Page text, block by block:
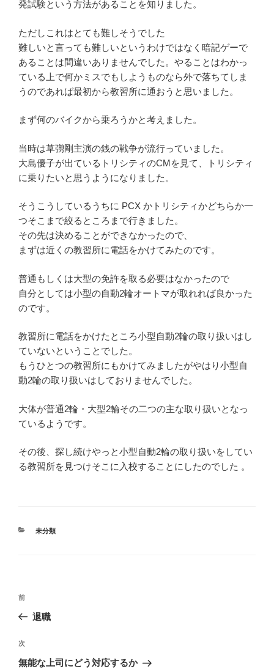
発試験という方法があることを知りました。
ただしこれはとても難しそうでした
難しいと言っても難しいというわけではなく暗記ゲーで
あることは間違いありませんでした。やることはわかっ
ている上で何かミスでもしようものなら外で落ちてしま
うのであれば最初から教習所に通おうと思いました。
まず何のバイクから乗ろうかと考えました。
当時は草彅剛主演の銭の戦争が流行っていました。
大島優子が出ているトリシティのCMを見て、トリシティ
に乗りたいと思うようになりました。
そうこうしているうちに PCX かトリシティかどちらか一
つそこまで絞るところまで行きました。
その先は決めることができなかったので、
まずは近くの教習所に電話をかけてみたのです。
普通もしくは大型の免許を取る必要はなかったので
自分としては小型の自動2輪オートマが取れれば良かった
のです。
教習所に電話をかけたところ小型自動2輪の取り扱いはし
ていないということでした。
もうひとつの教習所にもかけてみましたがやはり小型自
動2輪の取り扱いはしておりませんでした。
大体が普通2輪・大型2輪その二つの主な取り扱いとなっ
ているようです。
その後、探し続けやっと小型自動2輪の取り扱いをしてい
る教習所を見つけそこに入校することにしたのでした 。
カ
未分類
投
ビ
ゲ
前
の
稿
前
退職
次
の
次
無能な上司にどう対応するか